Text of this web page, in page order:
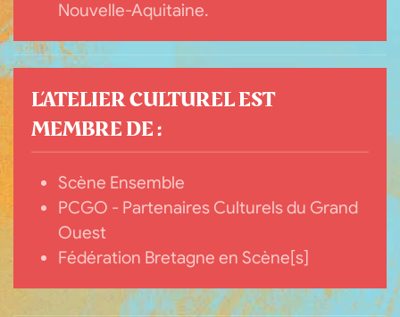
Nouvelle-Aquitaine.
L’ATELIER CULTUREL EST
MEMBRE DE :
Scène Ensemble
PCGO - Partenaires Culturels du Grand
Ouest
Fédération Bretagne en Scène[s]